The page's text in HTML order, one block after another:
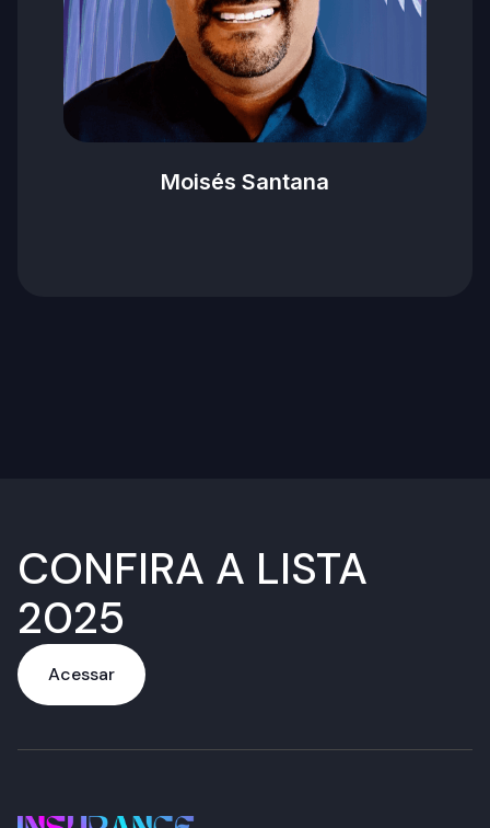
Moisés Santana
CONFIRA A LISTA
2025
Acessar